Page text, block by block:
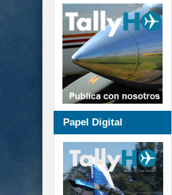
Papel Digital